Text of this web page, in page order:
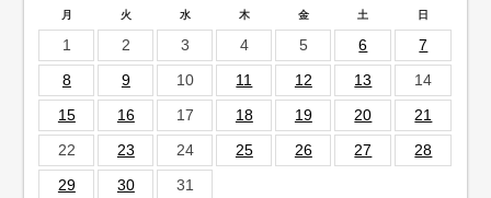
月 火 水 木 金 土 日
1 2 3 4 5 6
7
8
9 10 11 12 13
14
15
16 17 18 19 20
21
22
23 24 25 26 27
28
29
30
31